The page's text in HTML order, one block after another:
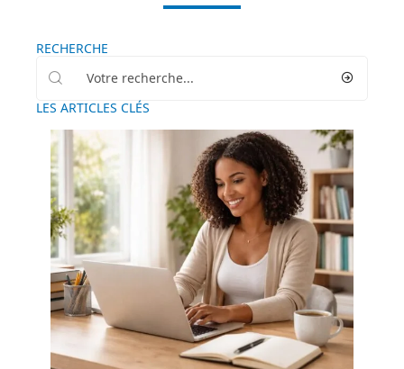
RECHERCHE
LES ARTICLES CLÉS